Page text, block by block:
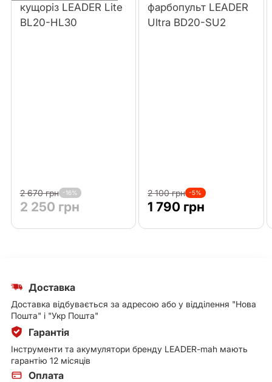
кущоріз LEADER Lite
BL20-HL30
2 670 грн -16%
2 250 грн
фарбопульт LEADER
Ultra BD20-SU2
2 100 грн -5%
1 790 грн
Доставка
Доставка відбувається за адресою або у відділення "Нова
Пошта" і "Укр Пошта"
Гарантія
Інструменти та акумулятори бренду LEADER-mah мають
гарантію 12 місяців
Оплата